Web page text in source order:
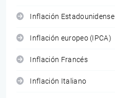
Inflación Estadounidense
Inflación europeo (IPCA)
Inflación Francés
Inflación Italiano